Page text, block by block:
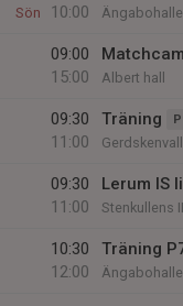
Sön
10:00
09:00
15:00
Albert hall
09:30
11:00
Träning
09:30
11:00
Lerum IS
Stenkullens
10:30
12:00
Träning